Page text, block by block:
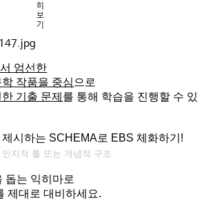
엄선한
학 작품을 중심 으로
기출 문제 를 통해 학습을 진행할 수 있
시하는 SCHEMA로 EBS 체화하기!
인지적 틀 또는 개념적 구조
돕는 익히마로
제대로 대비하세요.